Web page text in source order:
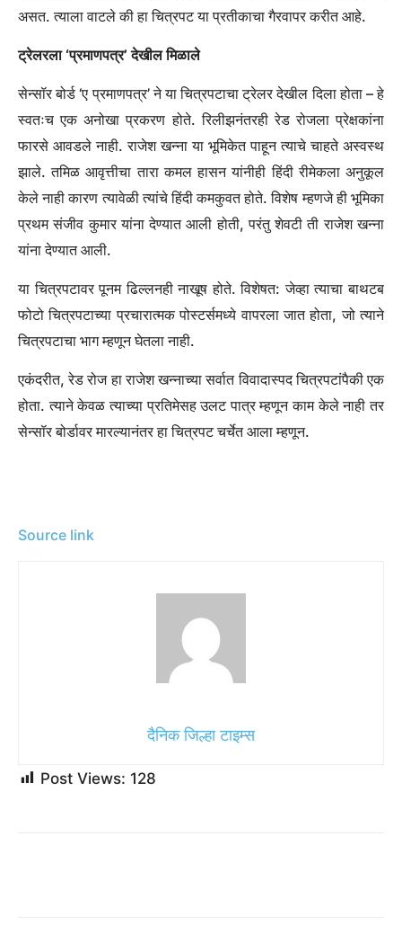
असत. त्याला वाटले की हा चित्रपट या प्रतीकाचा गैरवापर करीत आहे.
ट्रेलरला ‘प्रमाणपत्र’ देखील मिळाले
सेन्सॉर बोर्ड ‘ए प्रमाणपत्र’ ने या चित्रपटाचा ट्रेलर देखील दिला होता – हे
स्वतःच एक अनोखा प्रकरण होते. रिलीझनंतरही रेड रोजला प्रेक्षकांना
फारसे आवडले नाही. राजेश खन्ना या भूमिकेत पाहून त्याचे चाहते अस्वस्थ
झाले. तमिळ आवृत्तीचा तारा कमल हासन यांनीही हिंदी रीमेकला अनुकूल
केले नाही कारण त्यावेळी त्यांचे हिंदी कमकुवत होते. विशेष म्हणजे ही भूमिका
प्रथम संजीव कुमार यांना देण्यात आली होती, परंतु शेवटी ती राजेश खन्ना
यांना देण्यात आली.
या चित्रपटावर पूनम ढिल्लनही नाखूष होते. विशेषत: जेव्हा त्याचा बाथटब
फोटो चित्रपटाच्या प्रचारात्मक पोस्टर्समध्ये वापरला जात होता, जो त्याने
चित्रपटाचा भाग म्हणून घेतला नाही.
एकंदरीत, रेड रोज हा राजेश खन्नाच्या सर्वात विवादास्पद चित्रपटांपैकी एक
होता. त्याने केवळ त्याच्या प्रतिमेसह उलट पात्र म्हणून काम केले नाही तर
सेन्सॉर बोर्डावर मारल्यानंतर हा चित्रपट चर्चेत आला म्हणून.
Source link
दैनिक जिल्हा टाइम्स
Post Views: 128